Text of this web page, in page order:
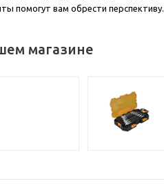
помогут вам обрести перспективу.
магазине